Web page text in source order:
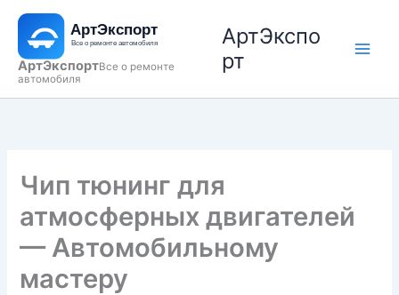
Перейти
содержимому
АртЭкспортВсе о ремонте
автомобиля
АртЭкспо
рт
Чип тюнинг для
атмосферных двигателей
— Автомобильному
мастеру